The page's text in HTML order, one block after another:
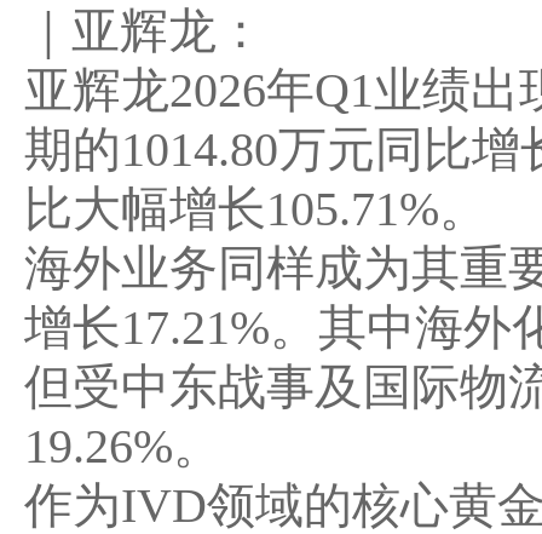
亚辉龙：
亚辉龙2026年Q1业绩
期的1014.80万元同比增
比大幅增长105.71%。
海外业务同样成为其重
增长17.21%。其中海外
但受中东战事及国际物
19.26%。
作为IVD领域的核心黄